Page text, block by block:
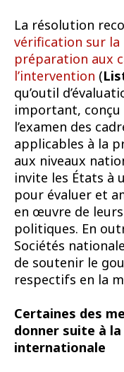
La résolution
vérification sur
préparation aux
l’intervention (
qu’outil
important, conçu
l’examen des
applicables à la
aux niveaux
invite les États à
pour évaluer et
en œuvre de
politiques. En
Sociétés
de soutenir le
respectifs en la
Certaines des
donner suite à
internationale